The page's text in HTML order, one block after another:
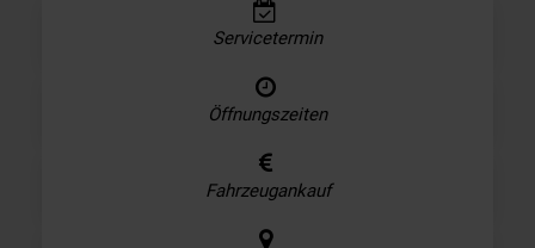
Servicetermin
Öffnungszeiten
Fahrzeugankauf